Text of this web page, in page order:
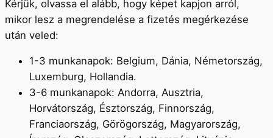
Kérjük, olvassa el alább, hogy képet kapjon arról,
mikor lesz a megrendelése a fizetés megérkezése
után veled:
1-3 munkanapok: Belgium, Dánia, Németország,
Luxemburg, Hollandia.
3-6 munkanapok: Andorra, Ausztria,
Horvátország, Észtország, Finnország,
Franciaország, Görögország, Magyarország,